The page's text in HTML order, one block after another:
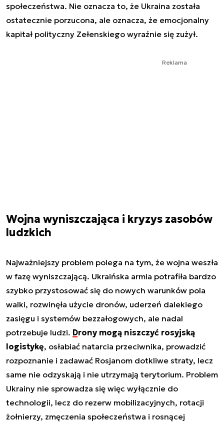
społeczeństwa. Nie oznacza to, że Ukraina została
ostatecznie porzucona, ale oznacza, że emocjonalny
kapitał polityczny Zełenskiego wyraźnie się zużył.
Reklama
Wojna wyniszczająca i kryzys zasobów
ludzkich
Najważniejszy problem polega na tym, że wojna weszła
w fazę wyniszczającą. Ukraińska armia potrafiła bardzo
szybko przystosować się do nowych warunków pola
walki, rozwinęła użycie dronów, uderzeń dalekiego
zasięgu i systemów bezzałogowych, ale nadal
potrzebuje ludzi. Drony mogą niszczyć rosyjską
logistykę, osłabiać natarcia przeciwnika, prowadzić
rozpoznanie i zadawać Rosjanom dotkliwe straty, lecz
same nie odzyskają i nie utrzymają terytorium. Problem
Ukrainy nie sprowadza się więc wyłącznie do
technologii, lecz do rezerw mobilizacyjnych, rotacji
żołnierzy, zmęczenia społeczeństwa i rosnącej